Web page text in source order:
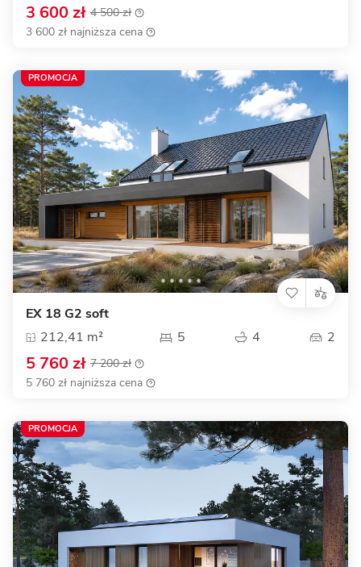
3 600 zł 4 500 zł
3 600 zł najniższa cena
EX 18 G2 soft
212,41 m²
5 4 2
5 760 zł 7 200 zł
5 760 zł najniższa cena
PROMOCJA
PROMOCJA